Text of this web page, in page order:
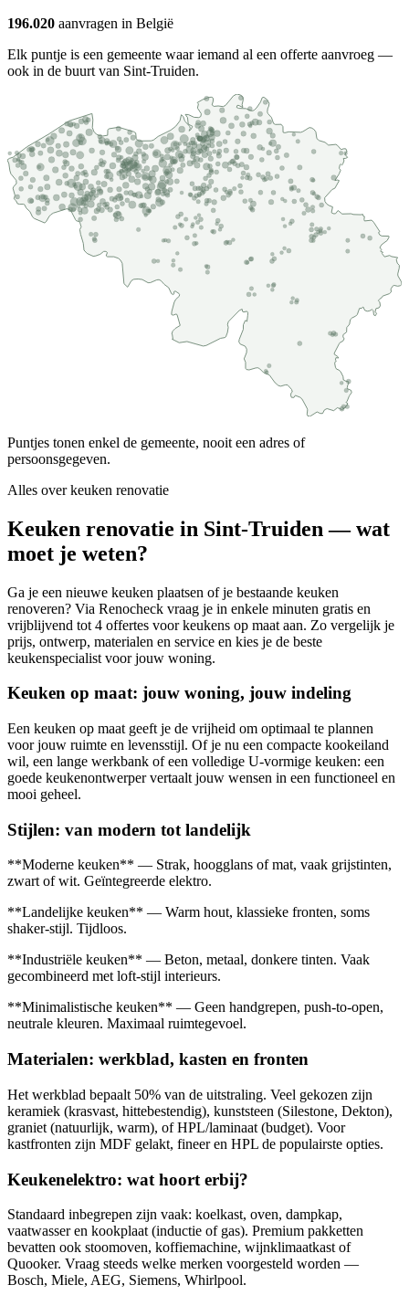
196.020 aanvragen in België
Elk puntje is een gemeente waar iemand al een offerte aanvroeg —
ook in de buurt van Sint-Truiden.
Puntjes tonen enkel de gemeente, nooit een adres of
persoonsgegeven.
Alles overkeuken renovatie
Keuken renovatie in Sint-Truiden — wat
moet je weten?
Ga je een nieuwe keuken plaatsen of je bestaande keuken
renoveren? Via Renocheck vraag je in enkele minuten gratis en
vrijblijvend tot 4 offertes voor keukens op maat aan. Zo vergelijk je
prijs, ontwerp, materialen en service en kies je de beste
keukenspecialist voor jouw woning.
Keuken op maat: jouw woning, jouw indeling
Een keuken op maat geeft je de vrijheid om optimaal te plannen
voor jouw ruimte en levensstijl. Of je nu een compacte kookeiland
wil, een lange werkbank of een volledige U-vormige keuken: een
goede keukenontwerper vertaalt jouw wensen in een functioneel en
mooi geheel.
Stijlen: van modern tot landelijk
**Moderne keuken** — Strak, hoogglans of mat, vaak grijstinten,
zwart of wit. Geïntegreerde elektro.
**Landelijke keuken** — Warm hout, klassieke fronten, soms
shaker-stijl. Tijdloos.
**Industriële keuken** — Beton, metaal, donkere tinten. Vaak
gecombineerd met loft-stijl interieurs.
**Minimalistische keuken** — Geen handgrepen, push-to-open,
neutrale kleuren. Maximaal ruimtegevoel.
Materialen: werkblad, kasten en fronten
Het werkblad bepaalt 50% van de uitstraling. Veel gekozen zijn
keramiek (krasvast, hittebestendig), kunststeen (Silestone, Dekton),
graniet (natuurlijk, warm), of HPL/laminaat (budget). Voor
kastfronten zijn MDF gelakt, fineer en HPL de populairste opties.
Keukenelektro: wat hoort erbij?
Standaard inbegrepen zijn vaak: koelkast, oven, dampkap,
vaatwasser en kookplaat (inductie of gas). Premium pakketten
bevatten ook stoomoven, koffiemachine, wijnklimaatkast of
Quooker. Vraag steeds welke merken voorgesteld worden —
Bosch, Miele, AEG, Siemens, Whirlpool.